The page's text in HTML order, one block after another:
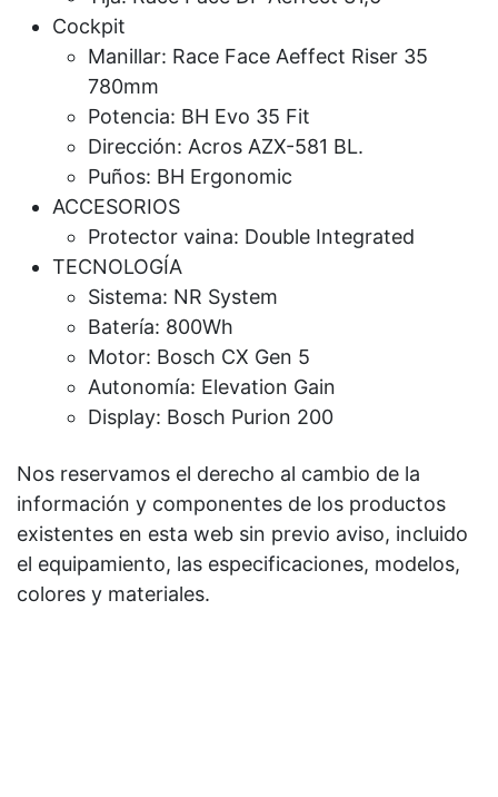
Cockpit
Manillar: Race Face Aeffect Riser 35
780mm
Potencia: BH Evo 35 Fit
Dirección: Acros AZX-581 BL.
Puños: BH Ergonomic
ACCESORIOS
Protector vaina: Double Integrated
TECNOLOGÍA
Sistema: NR System
Batería: 800Wh
Motor: Bosch CX Gen 5
Autonomía: Elevation Gain
Display: Bosch Purion 200
Nos reservamos el derecho al cambio de la
información y componentes de los productos
existentes en esta web sin previo aviso, incluido
el equipamiento, las especificaciones, modelos,
colores y materiales.